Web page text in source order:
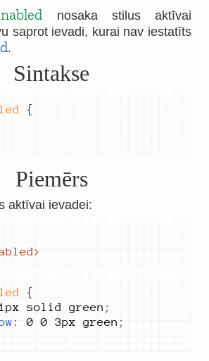
nosaka stilus aktīvai
saprot ievadi, kurai nav iestatīts
.
Sintakse
Piemērs
aktīvai ievadei:
>
solid green ;
: 0 0 3px green ;